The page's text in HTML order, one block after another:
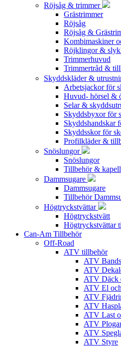
Röjsåg & trimmer
Grästrimmer
Röjsåg
Röjsåg &
Kombimaskiner
Röjklingor &
Trimmerhuvud
Trimmertråd &
Skyddskläder &
Arbetsjackor för
Huvud- hörsel &
Selar &
Skyddsbyxor för
Skyddshandskar
Skyddsskor för
Profilkläder &
Snöslungor
Snöslungor
Tillbehör & kapell
Dammsugare
Dammsugare
Tillbehör
Högtryckstvättar
Högtryckstvätt
Högtryckstvättar
Can-Am Tillbehör
Off-Road
ATV tillbehör
ATV
ATV
ATV Däck
ATV El
ATV
ATV
ATV Last
ATV
ATV
ATV Styre